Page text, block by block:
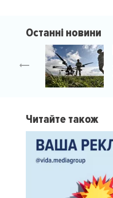
Останні новини
Читайте також